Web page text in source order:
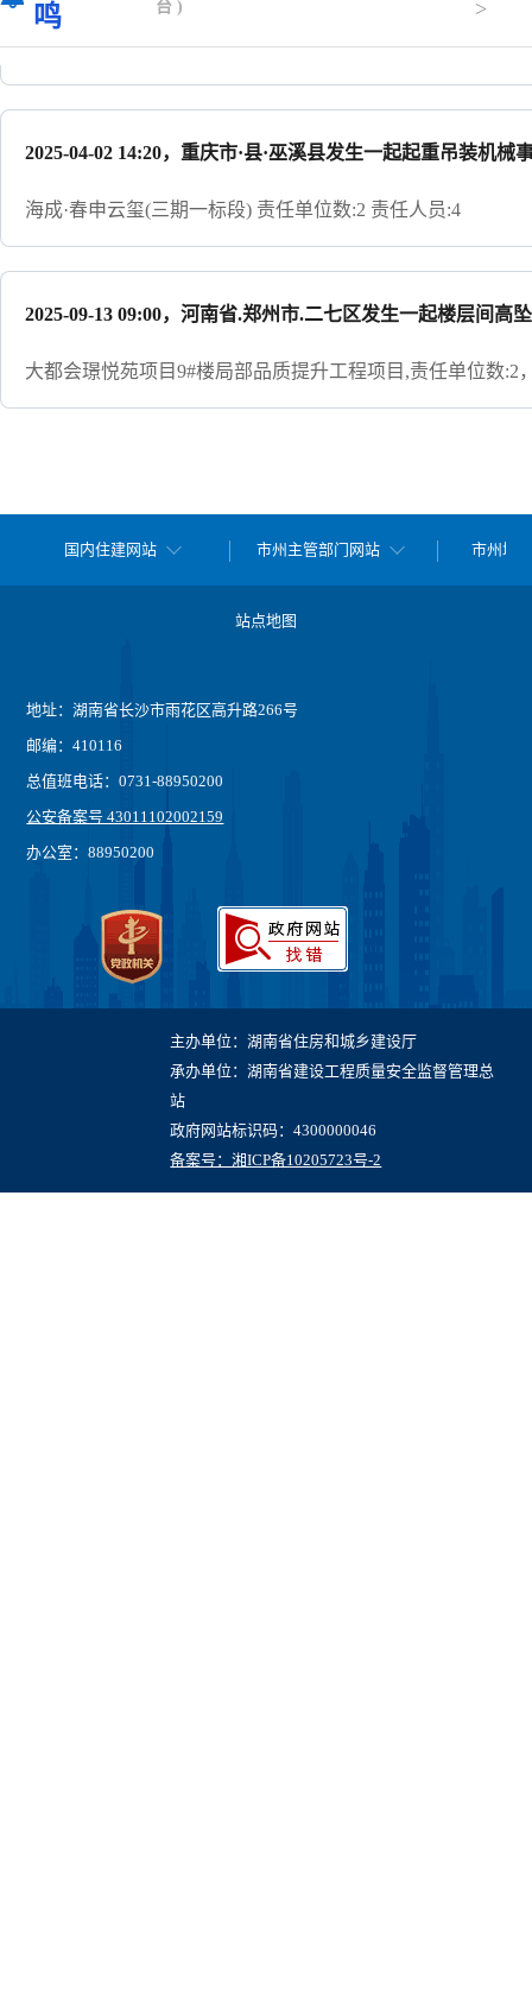
鸣 台 ) >
2025-05-18 18:00，陕省.榆林市.靖边县发生一起楼层间高坠
陕西省.榆林市.靖边县，佳境阳光里项目,责任单位数:42，责
2025-04-02 14:20，重庆市·县·巫溪县发生一起起重吊装机械
海成·春申云玺(三期一标段) 责任单位数:2 责任人员:4
2025-09-13 09:00，河南省.郑州市.二七区发生一起楼层间高
2025-09-13 09:00，河南省.郑州市.二七区发生一起楼层间高
大都会璟悦苑项目9#楼局部品质提升工程项目,责任单位数:2
大都会璟悦苑项目9#楼局部品质提升工程项目,责任单位数:2
大都会璟悦苑项目9#楼局部品质提升工程项目,责任单位数:2
国内住建网站 市州主管部门网站 市州城
站点地图
地址：湖南省长沙市雨花区高升路266号
邮编：410116
总值班电话：0731-88950200
公安备案号 43011102002159
办公室：88950200
主办单位：湖南省住房和城乡建设厅
承办单位：湖南省建设工程质量安全监督管理总
站
政府网站标识码：4300000046
备案号：湘ICP备10205723号-2